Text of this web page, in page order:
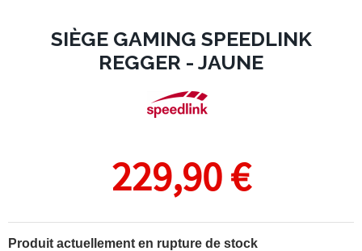
SIÈGE GAMING SPEEDLINK
REGGER - JAUNE
229,90 €
Produit actuellement en rupture de stock